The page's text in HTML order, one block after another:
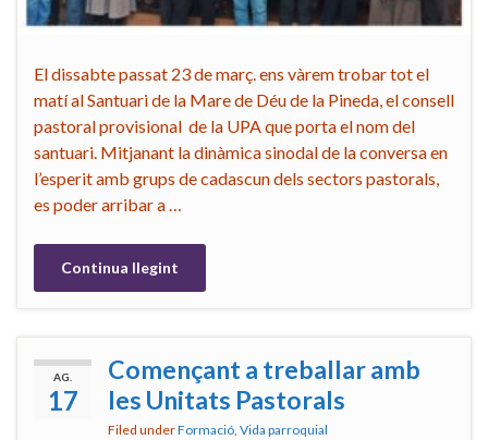
El dissabte passat 23 de març. ens vàrem trobar tot el
matí al Santuari de la Mare de Déu de la Pineda, el consell
pastoral provisional de la UPA que porta el nom del
santuari. Mitjanant la dinàmica sinodal de la conversa en
l’esperit amb grups de cadascun dels sectors pastorals,
es poder arribar a …
Continua llegint
AG.
17
Començant a treballar amb
les Unitats Pastorals
Filed underFormació, Vida parroquial